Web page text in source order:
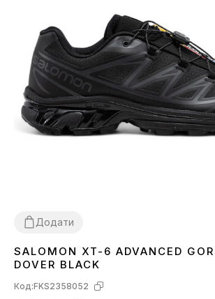
Додати
4041 42 43 44
SALOMON XT-6 ADVANCED
DOVER BLACK
Код:FKS2358052